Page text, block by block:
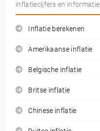
inflatiecijfers en informatie
Inflatie berekenen
Amerikaanse inflatie
Belgische inflatie
Britse inflatie
Chinese inflatie